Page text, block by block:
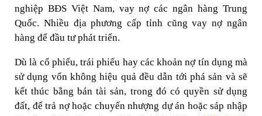
nghiệp BĐS Việt Nam, vay nợ các ngân hàng Trung
Quốc. Nhiều địa phương cấp tỉnh cũng vay nợ ngân
hàng để đầu tư phát triển.
Dù là cổ phiếu, trái phiếu hay các khoản nợ tín dụng mà
sử dụng vốn không hiệu quả đều dẫn tới phá sản và sẽ
kết thúc bằng bán tài sản, trong đó có quyền sử dụng
đất, để trả nợ hoặc chuyển nhượng dự án hoặc sáp nhập